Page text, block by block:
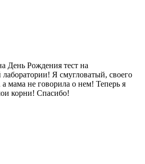
День Рождения тест на
лаборатории! Я смугловатый, своего
а мама не говорила о нем! Теперь я
корни! Спасибо!